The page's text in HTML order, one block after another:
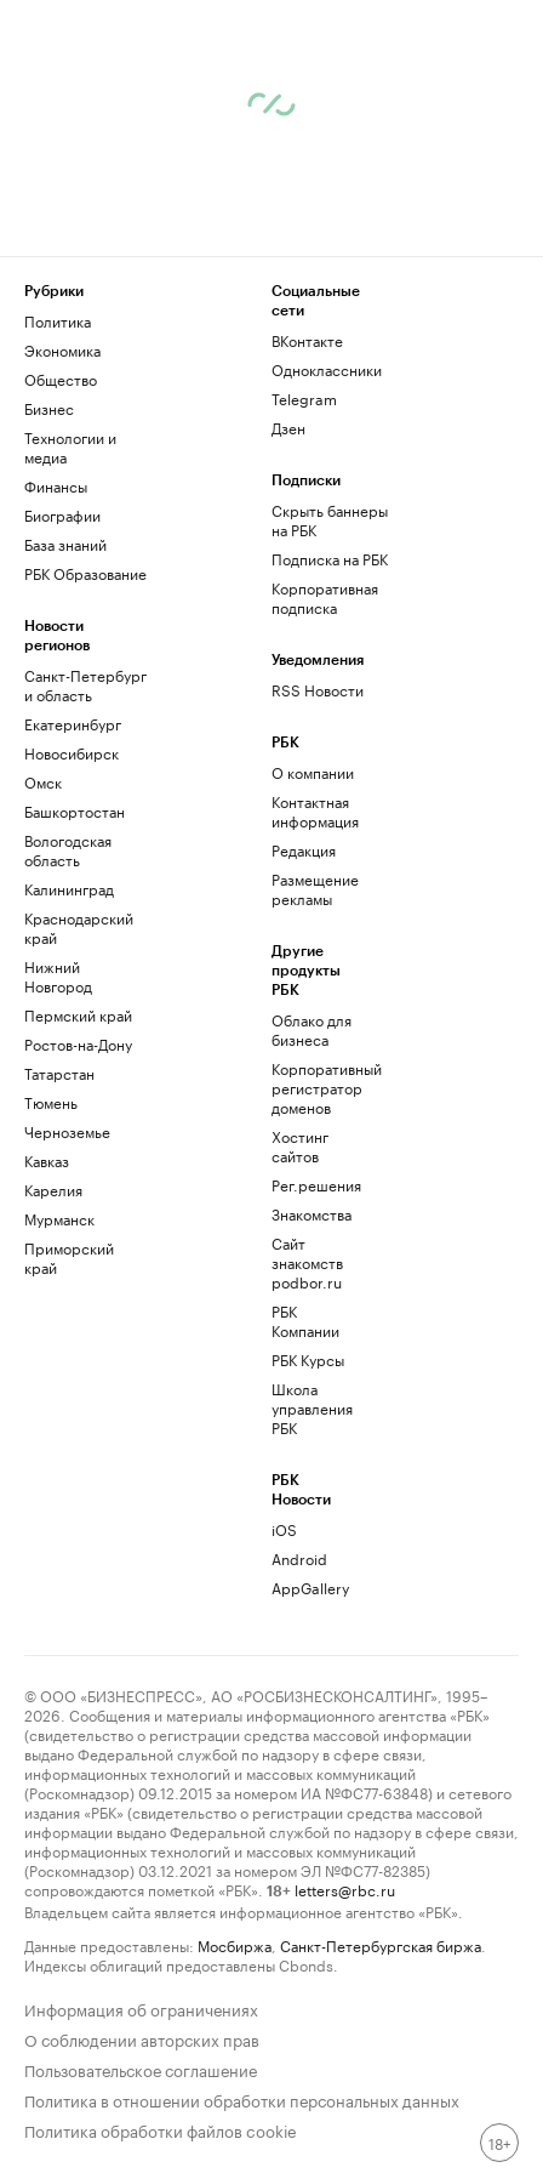
Рубрики
Политика
Экономика
Общество
Бизнес
Технологии и
медиа
Финансы
Биографии
База знаний
РБК Образование
Новости
регионов
Санкт-Петербург
и область
Екатеринбург
Новосибирск
Омск
Башкортостан
Вологодская
область
Калининград
Краснодарский
край
Нижний
Новгород
Пермский край
Ростов-на-Дону
Татарстан
Тюмень
Черноземье
Кавказ
Карелия
Мурманск
Приморский
край
Социальные
сети
ВКонтакте
Одноклассники
Telegram
Дзен
Подписки
Скрыть баннеры
на РБК
Подписка на РБК
Корпоративная
подписка
Уведомления
RSS Новости
РБК
О компании
Контактная
информация
Редакция
Размещение
рекламы
Другие
продукты
РБК
Облако для
бизнеса
Корпоративный
регистратор
доменов
Хостинг
сайтов
Рег.решения
Знакомства
Сайт
знакомств
podbor.ru
РБК
Компании
РБК Курсы
Школа
управления
РБК
РБК
Новости
iOS
Android
AppGallery
© ООО «БИЗНЕСПРЕСС», АО «РОСБИЗНЕСКОНСАЛТИНГ», 1995–
2026. Сообщения и материалы информационного агентства «РБК»
(свидетельство о регистрации средства массовой информации
выдано Федеральной службой по надзору в сфере связи,
информационных технологий и массовых коммуникаций
(Роскомнадзор) 09.12.2015 за номером ИА №ФС77-63848) и сетевого
издания «РБК» (свидетельство о регистрации средства массовой
информации выдано Федеральной службой по надзору в сфере связи,
информационных технологий и массовых коммуникаций
(Роскомнадзор) 03.12.2021 за номером ЭЛ №ФС77-82385)
сопровождаются пометкой «РБК».
18+ letters@rbc.ru
Владельцем сайта является информационное агентство «РБК».
Данные предоставлены: Мосбиржа Санкт-Петербургская биржа
Индексы облигаций предоставлены Cbonds.
Информация об ограничениях
О соблюдении авторских прав
Пользовательское соглашение
Политика в отношении обработки персональных данных
Политика обработки файлов cookie
18+